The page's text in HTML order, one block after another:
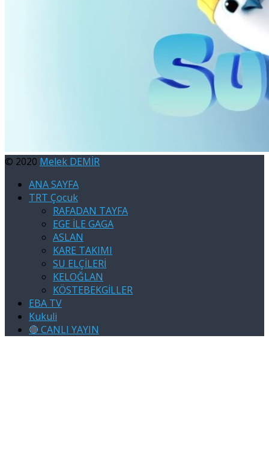
© 2020 Melek DEMİR
ANA SAYFA
TRT Çocuk
RAFADAN TAYFA
EGE İLE GAGA
ASLAN
KARE TAKIMI
SU ELÇİLERİ
KELOĞLAN
KÖSTEBEKGİLLER
EBA TV
Kukuli
🔴 CANLI YAYIN